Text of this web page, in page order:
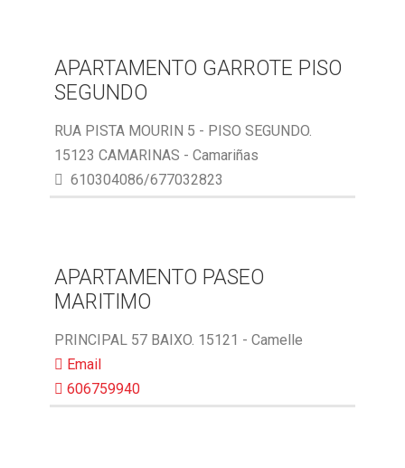
APARTAMENTO GARROTE PISO
SEGUNDO
RUA PISTA MOURIN 5 - PISO SEGUNDO.
15123 CAMARINAS - Camariñas
610304086/677032823
APARTAMENTO PASEO
MARITIMO
PRINCIPAL 57 BAIXO. 15121 - Camelle
Email
606759940